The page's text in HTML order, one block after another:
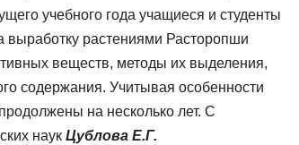
учебного года учащиеся и студенты
выработку растениями Расторопши
веществ, методы их выделения,
содержания. Учитывая особенности
на несколько лет. С
наук Цублова Е.Г.